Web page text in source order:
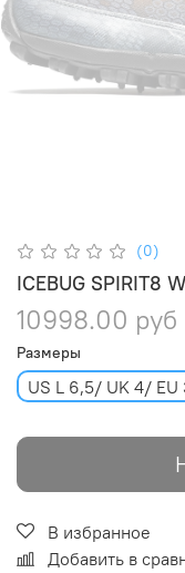
(0)
ICEBUG SPIRIT8
10998.00 руб
Размеры
US L 6,5/ UK 4/
В избранное
Добавить в